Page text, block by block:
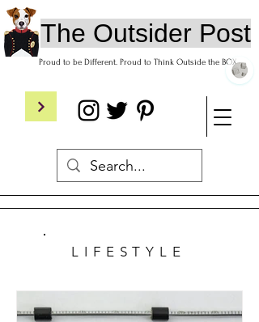
Proud to be Different. Proud to Think Outside the BOX
The Outsider Post
LIFESTYLE